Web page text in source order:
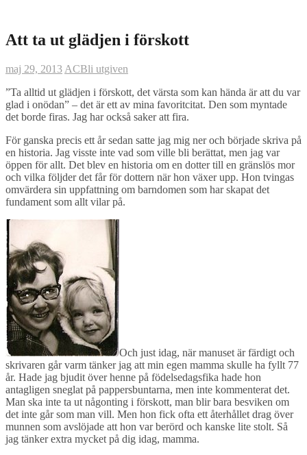
Att ta ut glädjen i förskott
maj 29, 2013 ACBli utgiven
”Ta alltid ut glädjen i förskott, det värsta som kan hända är att du var
glad i onödan” – det är ett av mina favoritcitat. Den som myntade
det borde firas. Jag har också saker att fira.
För ganska precis ett år sedan satte jag mig ner och började skriva på
en historia. Jag visste inte vad som ville bli berättat, men jag var
öppen för allt. Det blev en historia om en dotter till en gränslös mor
och vilka följder det får för dottern när hon växer upp. Hon tvingas
omvärdera sin uppfattning om barndomen som har skapat det
fundament som allt vilar på.
Och just idag, när manuset är färdigt och
skrivaren går varm tänker jag att min egen mamma skulle ha fyllt 77
år. Hade jag bjudit över henne på födelsedagsfika hade hon
antagligen sneglat på pappersbuntarna, men inte kommenterat det.
Man ska inte ta ut någonting i förskott, man blir bara besviken om
det inte går som man vill. Men hon fick ofta ett återhållet drag över
munnen som avslöjade att hon var berörd och kanske lite stolt. Så
jag tänker extra mycket på dig idag, mamma.